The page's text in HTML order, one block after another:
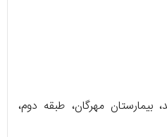
بیمارستان مهرگان، طبقه دوم،